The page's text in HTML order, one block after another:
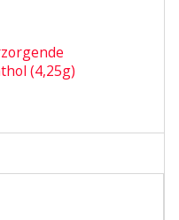
(4,25g)